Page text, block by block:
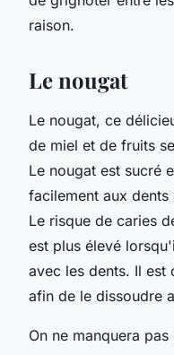
raison.
Le nougat
Le nougat, ce
de miel et de fruits
Le nougat est sucré
facilement aux
Le risque de caries
est plus élevé
avec les dents. Il est
afin de le dissoudre
On ne manquera